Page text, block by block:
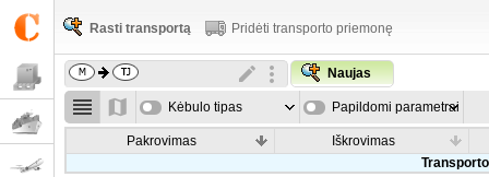
Rasti transportą Pridėti transporto priemonę
Naujas
Kėbulo tipas Papildomi parametrai
Pakrovimas
Iškrovimas